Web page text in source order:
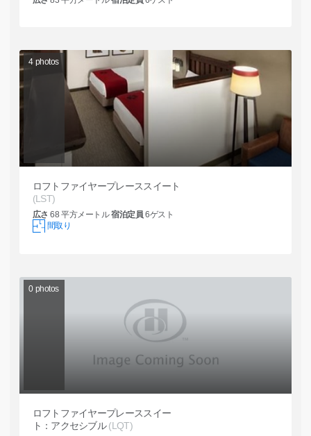
4 photos
ロフトファイヤープレーススイート
(LST)
広さ 68 平方メートル宿泊定員 6ゲスト
間取り
0 photos
ロフトファイヤープレーススイー
ト：アクセシブル (LQT)